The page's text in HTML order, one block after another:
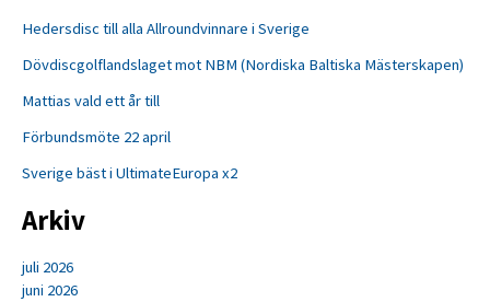
Hedersdisc till alla Allroundvinnare i Sverige
Dövdiscgolflandslaget mot NBM (Nordiska Baltiska Mästerskapen)
Mattias vald ett år till
Förbundsmöte 22 april
Sverige bäst i UltimateEuropa x2
Arkiv
juli 2026
juni 2026